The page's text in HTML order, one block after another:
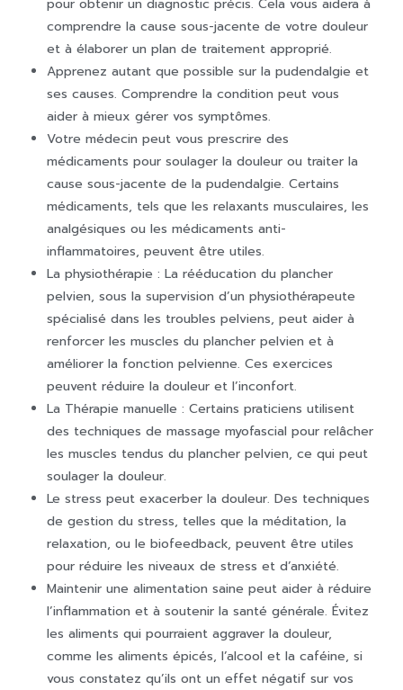
comprendre la cause sous-jacente de votre douleur
et à élaborer un plan de traitement approprié.
Apprenez autant que possible sur la pudendalgie et
ses causes. Comprendre la condition peut vous
aider à mieux gérer vos symptômes.
Votre médecin peut vous prescrire des
médicaments pour soulager la douleur ou traiter la
cause sous-jacente de la pudendalgie. Certains
médicaments, tels que les relaxants musculaires, les
analgésiques ou les médicaments anti-
inflammatoires, peuvent être utiles.
La physiothérapie : La rééducation du plancher
pelvien, sous la supervision d’un physiothérapeute
spécialisé dans les troubles pelviens, peut aider à
renforcer les muscles du plancher pelvien et à
améliorer la fonction pelvienne. Ces exercices
peuvent réduire la douleur et l’inconfort.
La Thérapie manuelle : Certains praticiens utilisent
des techniques de massage myofascial pour relâcher
les muscles tendus du plancher pelvien, ce qui peut
soulager la douleur.
Le stress peut exacerber la douleur. Des techniques
de gestion du stress, telles que la méditation, la
relaxation, ou le biofeedback, peuvent être utiles
pour réduire les niveaux de stress et d’anxiété.
Maintenir une alimentation saine peut aider à réduire
l’inflammation et à soutenir la santé générale. Évitez
les aliments qui pourraient aggraver la douleur,
comme les aliments épicés, l’alcool et la caféine, si
vous constatez qu’ils ont un effet négatif sur vos